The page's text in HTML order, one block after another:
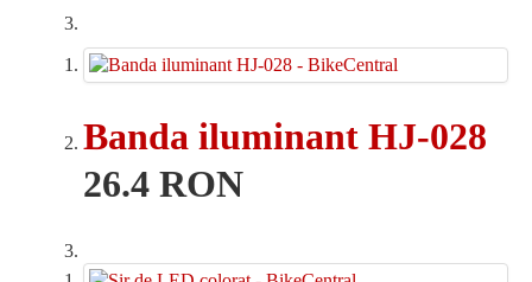
Banda iluminant HJ-028
26.4 RON